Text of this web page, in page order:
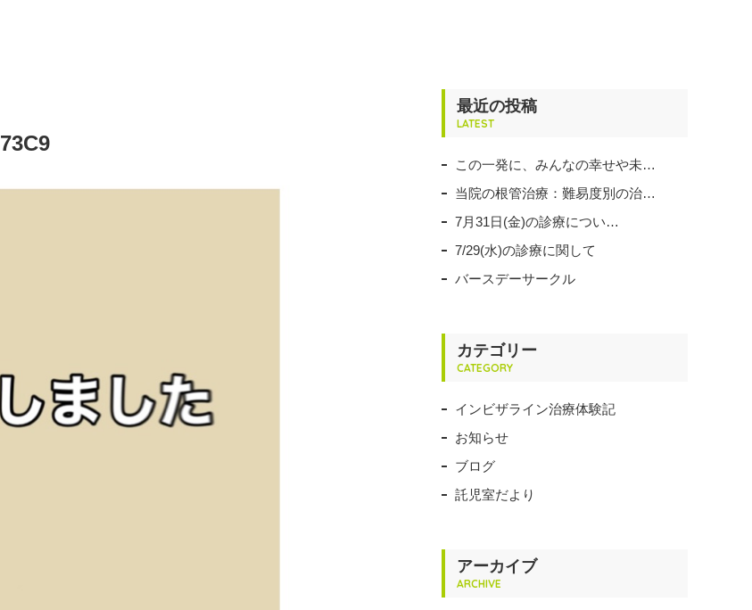
最近の投稿
LATEST
この一発に、みんなの幸せや未…
当院の根管治療：難易度別の治…
7月31日(金)の診療につい…
7/29(水)の診療に関して
バースデーサークル
カテゴリー
CATEGORY
インビザライン治療体験記
お知らせ
ブログ
託児室だより
アーカイブ
ARCHIVE